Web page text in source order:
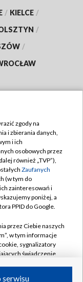
/ KIELCE /
/
/
zgody na
i zbierania danych,
i ich
osobowych przez
również „TVP”),
Zaufanych
(w tym do
zainteresowań i
poniżej, a
PPID do Google.
przez Ciebie naszych
w tym informacje
sygnalizatory
świadczenie
serwisu